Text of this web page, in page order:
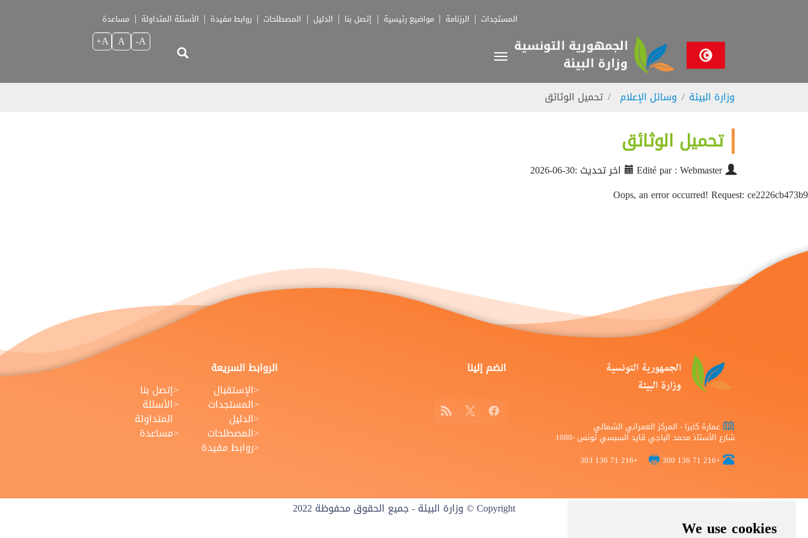
We use cookies
المستجدات الرزنامة مواضيع رئيسية إتصل بنا الدليل المصطلحات روابط مفيدة الأسئلة المتداولة مساعدة
A-
A
A+
You are here:
وزارة البيئة وسائل الإعلام تحميل الوثائق
تحميل الوثائق
Edité par : Webmaster
اخر تحديث :30-06-2026
Oops, an error occurred! Request: ce2226cb473b9
عمارة كابرا - المركز العمراني الشمالي
شارع الأستاذ محمد الباجي قايد السبسي تونس -1080
+216 71 136 300
+216 71 136 303
انضم إلينا
Facebook
X
RSS
الروابط السريعة
الإستقبال
المستجدات
الدليل
المصطلحات
روابط مفيدة
إتصل بنا
الأسئلة
المتداولة
مساعدة
Copyright © وزارة البيئة - جميع الحقوق محفوظة 2022